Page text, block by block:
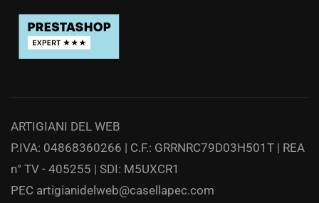
ARTIGIANI DEL WEB
P.IVA: 04868360266 | C.F.: GRRNRC79D03H501T | REA
n° TV - 405255 | SDI: M5UXCR1
PEC artigianidelweb@casellapec.com